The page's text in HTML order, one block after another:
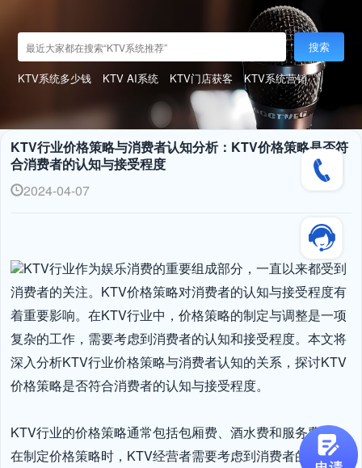
搜索
KTV系统多少钱 KTV AI系统 KTV门店获客 KTV系统营销
KTV行业价格策略与消费者认知分析：KTV价格策略是否符
合消费者的认知与接受程度
2024-04-07
KTV行业作为娱乐消费的重要组成部分，一直以来都受到
消费者的关注。KTV价格策略对消费者的认知与接受程度有
着重要影响。在KTV行业中，价格策略的制定与调整是一项
复杂的工作，需要考虑到消费者的认知和接受程度。本文将
深入分析KTV行业价格策略与消费者认知的关系，探讨KTV
价格策略是否符合消费者的认知与接受程度。
KTV行业的价格策略通常包括包厢费、酒水费和服务费等。
在制定价格策略时，KTV经营者需要考虑到消费者的消费能